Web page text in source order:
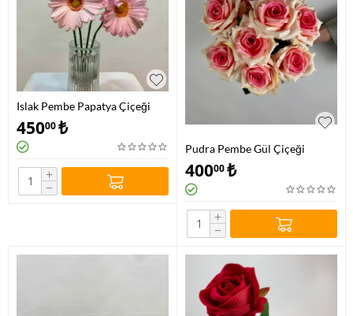
Islak Pembe Papatya Çiçeği
45000₺
+
−
Pudra Pembe Gül Çiçeği
40000₺
+
−